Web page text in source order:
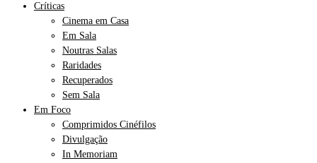
Críticas
Cinema em Casa
Em Sala
Noutras Salas
Raridades
Recuperados
Sem Sala
Em Foco
Comprimidos Cinéfilos
Divulgação
In Memoriam